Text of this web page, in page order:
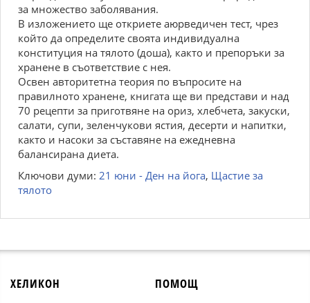
за множество заболявания.
В изложението ще откриете аюрведичен тест, чрез
който да определите своята индивидуална
конституция на тялото (доша), както и препоръки за
хранене в съответствие с нея.
Освен авторитетна теория по въпросите на
правилното хранене, книгата ще ви представи и над
70 рецепти за приготвяне на ориз, хлебчета, закуски,
салати, супи, зеленчукови ястия, десерти и напитки,
както и насоки за съставяне на ежедневна
балансирана диета.
Ключови думи: 21 юни - Ден на йога, Щастие за
тялото
ХЕЛИКОН ПОМОЩ